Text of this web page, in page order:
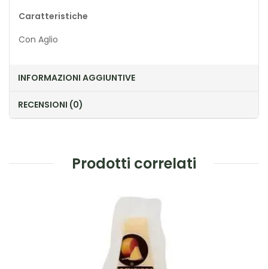
Caratteristiche
Con Aglio
INFORMAZIONI AGGIUNTIVE
RECENSIONI (0)
Prodotti correlati